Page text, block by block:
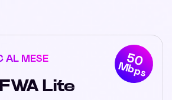
50
Mbps
AL MESE
Lite